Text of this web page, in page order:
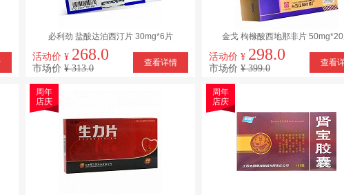
必利劲 盐酸达泊西汀片 30mg*6片
活动价 ¥ 268.0
市场价 ¥ 313.0
查看详情
金戈 枸橼酸西地那非片
活动价 ¥ 298.0
市场价 ¥ 399.0
查看
周年
店庆
周年
店庆